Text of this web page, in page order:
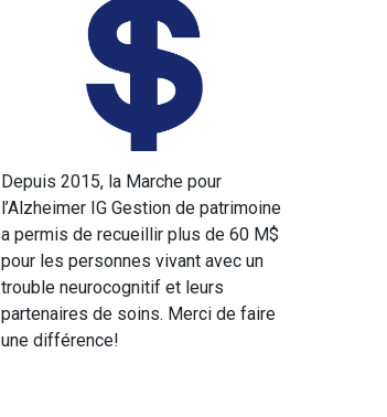
Depuis 2015, la Marche pour
l’Alzheimer IG Gestion de patrimoine
a permis de recueillir plus de 60 M$
pour les personnes vivant avec un
trouble neurocognitif et leurs
partenaires de soins. Merci de faire
une différence!